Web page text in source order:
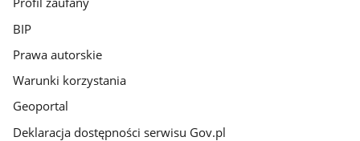
BIP
Prawa autorskie
Warunki korzystania
Geoportal
Deklaracja dostępności serwisu Gov.pl